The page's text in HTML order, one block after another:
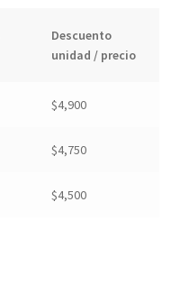
Descuento
unidad / precio
$4,900
$4,750
$4,500